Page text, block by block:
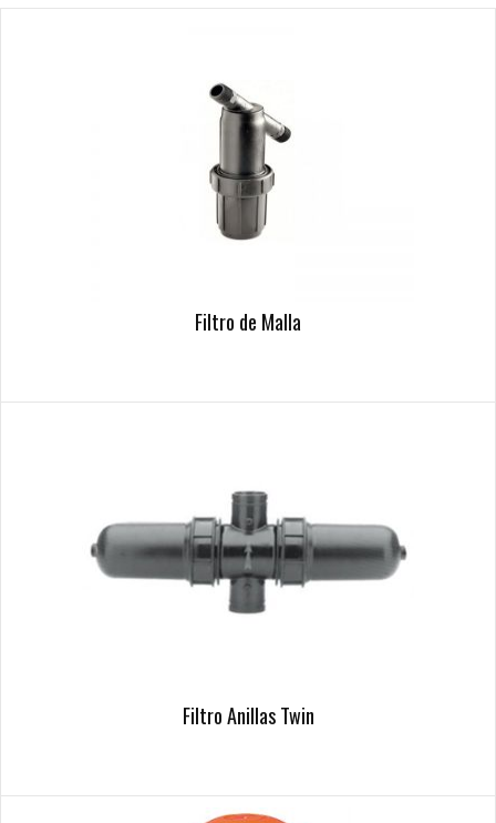
Filtro de Malla
Filtro Anillas Twin